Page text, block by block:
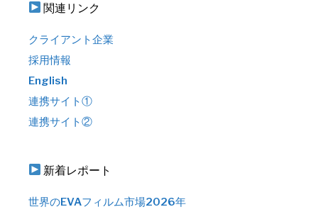
関連リンク
クライアント企業
採用情報
English
連携サイト①
連携サイト②
新着レポート
世界のEVAフィルム市場2026年